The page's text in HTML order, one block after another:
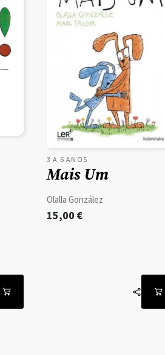
3 A 6 ANOS
Mais Um
Olalla González
15,00 €